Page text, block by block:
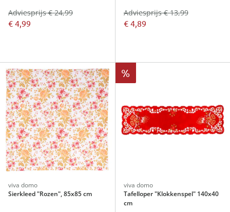
€ 4,99
Adviesprijs € 24,99
€ 4,89
Adviesprijs € 13,99
viva domo
Sierkleed "Rozen", 85x85 cm
%
viva domo
Tafelloper "Klokkenspel" 140x40
cm